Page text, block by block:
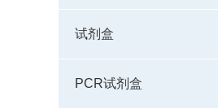
试剂盒
PCR试剂盒